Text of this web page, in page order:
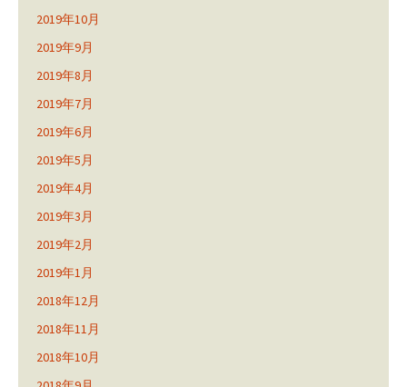
2019年10月
2019年9月
2019年8月
2019年7月
2019年6月
2019年5月
2019年4月
2019年3月
2019年2月
2019年1月
2018年12月
2018年11月
2018年10月